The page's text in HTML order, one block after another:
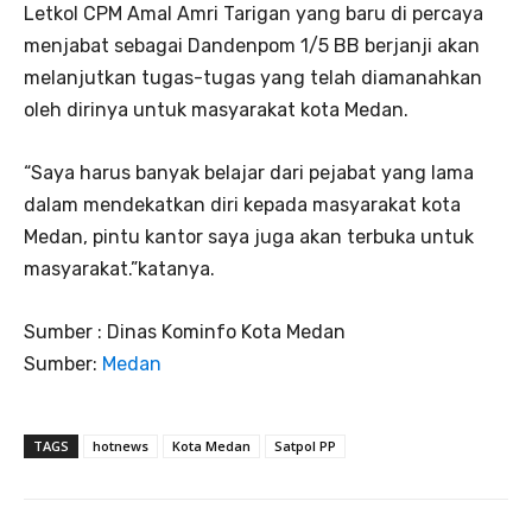
Letkol CPM Amal Amri Tarigan yang baru di percaya
menjabat sebagai Dandenpom 1/5 BB berjanji akan
melanjutkan tugas-tugas yang telah diamanahkan
oleh dirinya untuk masyarakat kota Medan.
“Saya harus banyak belajar dari pejabat yang lama
dalam mendekatkan diri kepada masyarakat kota
Medan, pintu kantor saya juga akan terbuka untuk
masyarakat.”katanya.
Sumber : Dinas Kominfo Kota Medan
Sumber: Medan
TAGS hotnews Kota Medan Satpol PP